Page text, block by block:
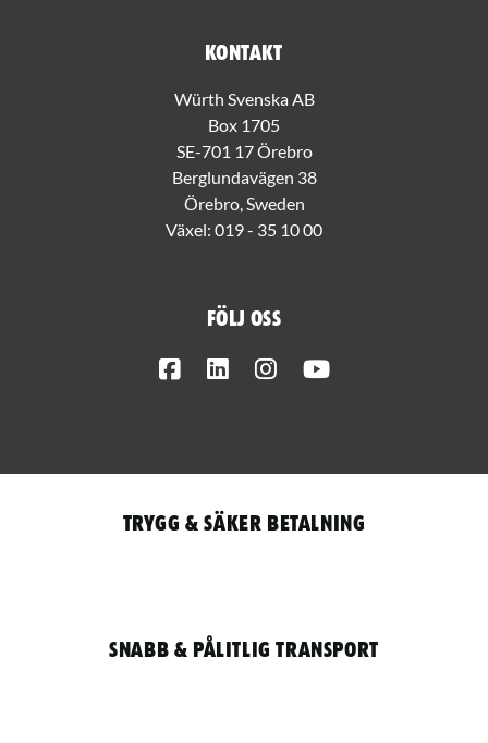
Kontakt
Würth Svenska AB
Box 1705
SE-701 17 Örebro
Berglundavägen 38
Örebro, Sweden
Växel: 019 - 35 10 00
Följ oss
FacebookLinkedInInstagram
Trygg & säker betalning
Snabb & pålitlig transport